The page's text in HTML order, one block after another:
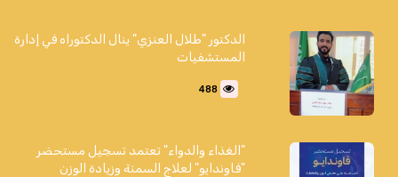
الدكتور "طلال العنزي" ينال الدكتوراه في إدارة
المستشفيات
488
"الغذاء والدواء" تعتمد تسجيل مستحضر
"فاوندايو" لعلاج السمنة وزيادة الوزن